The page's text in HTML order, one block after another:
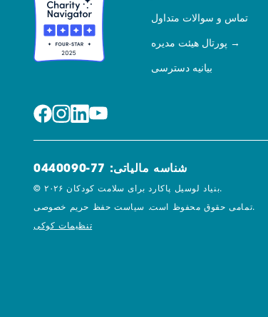
تماس و سوالات متداول
پورتال هیئت مدیره
بیانیه دسترسی
شناسه مالیاتی: 77-0440090
© ۲۰۲۶ بنیاد لوسیل پاکارد برای سلامت کودکان.
تمامی حقوق محفوظ است.سیاست حفظ حریم خصوصی.
تنظیمات کوکی